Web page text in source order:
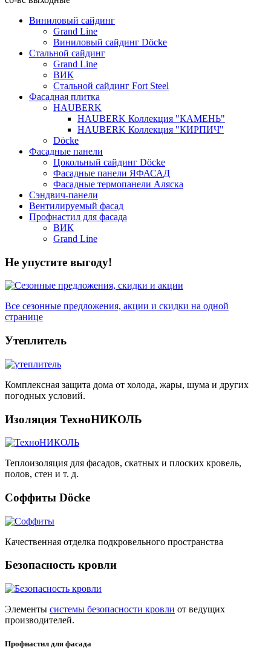
Виниловый сайдинг
Grand Line
Виниловый сайдинг Döcke
Стальной сайдинг
Grand Line
ВИК
Стальной сайдинг Fort Steel
Фасадная плитка
HAUBERK
HAUBERK Коллекция "КАМЕНЬ"
HAUBERK Коллекция "КИРПИЧ"
Döcke
Фасадные панели
Цокольный сайдинг Döcke
Фасадные панели ЯФАСАД
Фасадные термопанели Аляска
Сэндвич-панели
Вентилируемый фасад
Профнастил для фасада
ВИК
Grand Line
Не упустите выгоду!
Все сезонные предложения, акции и скидки на одной
странице
Утеплитель
Комплексная защита дома от холода, жары, шума и других
погодных условий.
Изоляция ТехноНИКОЛЬ
Теплоизоляция для фасадов, скатных и плоских кровель,
полов, стен и т. д.
Соффиты Döcke
Качественная отделка подкровельного пространства
Безопасность кровли
Элементы системы безопасности кровли от ведущих
производителей.
Профнастил для фасада